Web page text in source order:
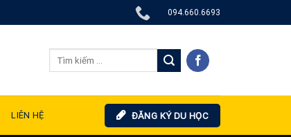
094.660.6693
LIÊN HỆ ĐĂNG KÝ DU HỌC